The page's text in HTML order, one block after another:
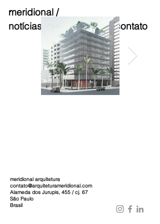
meridional /
notícias,
sobre,projetos, contato
meridional arquitetura
contato@arquiteturameridional.com
Alameda dos Jurupis, 455 / cj. 67
São Paulo
Brasil